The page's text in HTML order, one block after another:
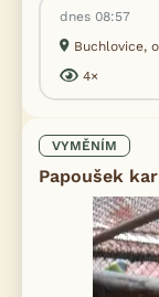
dnes 08:57
Buchlovice,
4×
VYMĚNÍM
Papoušek